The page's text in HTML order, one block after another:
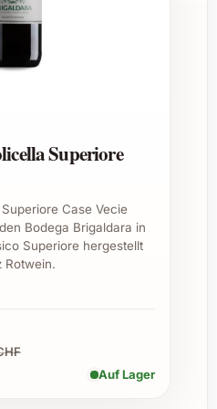
für Veganer
keine tierischen
Grössen erhältlich,
Packungen, ideal
als Geschenk.
Superiore
Case Vecie
Bodega Brigaldara in
Superiore hergestellt
Rotwein.
Auf Lager